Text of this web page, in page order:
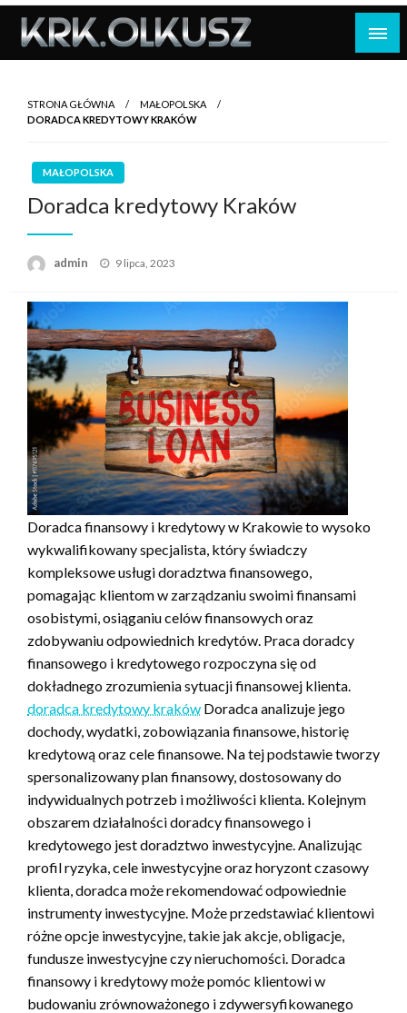
Skip
content
STRONA GŁÓWNA
MAŁOPOLSKA
DORADCA KREDYTOWY KRAKÓW
MAŁOPOLSKA
Doradca kredytowy Kraków
admin
Opublikowane
9 lipca, 2023
Doradca finansowy i kredytowy w Krakowie to wysoko
wykwalifikowany specjalista, który świadczy
kompleksowe usługi doradztwa finansowego,
pomagając klientom w zarządzaniu swoimi finansami
osobistymi, osiąganiu celów finansowych oraz
zdobywaniu odpowiednich kredytów. Praca doradcy
finansowego i kredytowego rozpoczyna się od
dokładnego zrozumienia sytuacji finansowej klienta.
doradca kredytowy kraków Doradca analizuje jego
dochody, wydatki, zobowiązania finansowe, historię
kredytową oraz cele finansowe. Na tej podstawie tworzy
spersonalizowany plan finansowy, dostosowany do
indywidualnych potrzeb i możliwości klienta. Kolejnym
obszarem działalności doradcy finansowego i
kredytowego jest doradztwo inwestycyjne. Analizując
profil ryzyka, cele inwestycyjne oraz horyzont czasowy
klienta, doradca może rekomendować odpowiednie
instrumenty inwestycyjne. Może przedstawiać klientowi
różne opcje inwestycyjne, takie jak akcje, obligacje,
fundusze inwestycyjne czy nieruchomości. Doradca
finansowy i kredytowy może pomóc klientowi w
budowaniu zrównoważonego i zdywersyfikowanego